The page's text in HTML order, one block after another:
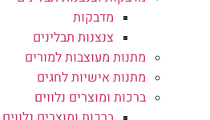
מדבקות
צנצנות תבלינים
מתנות מעוצבות למורים
מתנות אישיות לחגים
ברכות ומוצרים נלווים